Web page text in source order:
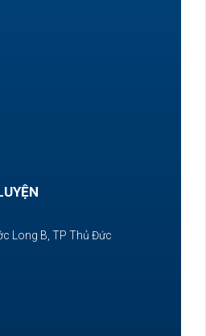
Long B, TP Thủ Đức